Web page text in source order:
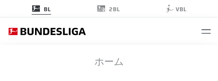
BL 2BL VBL
ホーム
HSV FCB